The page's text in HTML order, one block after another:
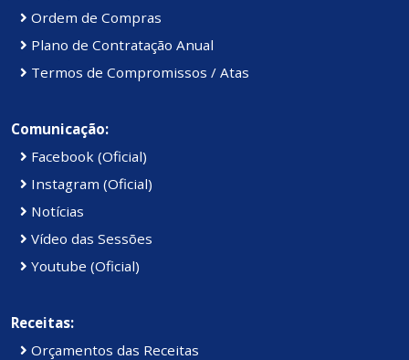
Ordem de Compras
Plano de Contratação Anual
Termos de Compromissos / Atas
Comunicação:
Facebook (Oficial)
Instagram (Oficial)
Notícias
Vídeo das Sessões
Youtube (Oficial)
Receitas:
Orçamentos das Receitas